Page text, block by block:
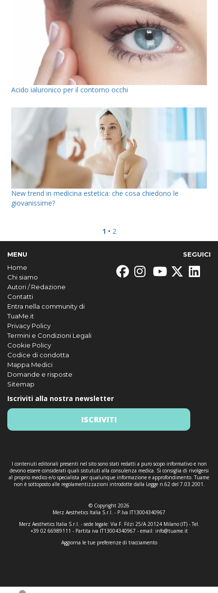
Acido ialuronico per il contorno occhi
New trend in medicina estetica: che cosa chiedono le
giovanissime?
1 • 2
MENU
Home
Chi siamo
Autori / Redazione
Contatti
Entra nella community di
TuaMe.it
Privacy Policy
Termini e Condizioni Legali
Cookie Policy
Codice di condotta
Mappa Medici
Domande e risposte
Sitemap
SEGUICI
Iscriviti alla nostra newsletter
ISCRIVITI
I contenuti editoriali presenti nel sito sono stati redatti a puro scopo informativo e non
devono essere considerati quali sistututi alla consulenza medica. Si consiglia di rivolgersi
al proprio medico e/o specialista per qualunque informazione e approfondimento. Tuame
non è sottoposto alle regolamentizzazioni introdotte dalla Legge n.62 del 7.03.2001.
© Copyright 2026
Merz Aesthetics Italia S.r.l. - P.Iva IT13004340967
Merz Aesthetics Italia S.r.l. - sede legale: Via F. Filzi 25/A 20124 Milano (IT) - Tel.
+39 02 66989111 - Partita iva IT13004340967 - email: info@tuame.it
Aggiorna le tue preferenze di tracciamento